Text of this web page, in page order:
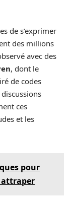
de s’exprimer
des millions
avec des
, dont le
de codes
ces
et les
pour
attraper